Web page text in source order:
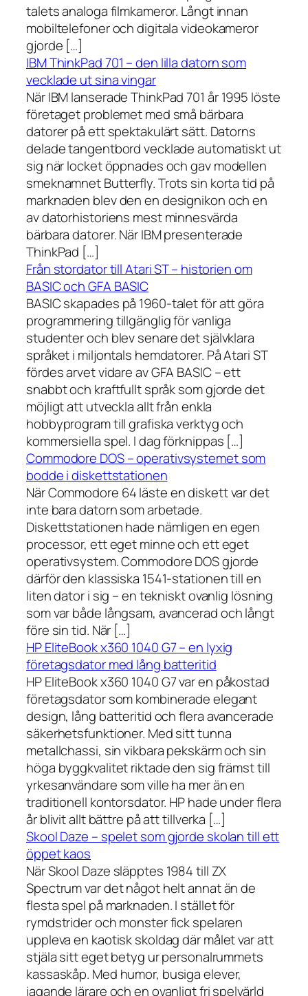
talets analoga filmkameror. Långt innan
mobiltelefoner och digitala videokameror
gjorde […]
IBM ThinkPad 701 – den lilla datorn som
vecklade ut sina vingar
När IBM lanserade ThinkPad 701 år 1995 löste
företaget problemet med små bärbara
datorer på ett spektakulärt sätt. Datorns
delade tangentbord vecklade automatiskt ut
sig när locket öppnades och gav modellen
smeknamnet Butterfly. Trots sin korta tid på
marknaden blev den en designikon och en
av datorhistoriens mest minnesvärda
bärbara datorer. När IBM presenterade
ThinkPad […]
Från stordator till Atari ST – historien om
BASIC och GFA BASIC
BASIC skapades på 1960-talet för att göra
programmering tillgänglig för vanliga
studenter och blev senare det självklara
språket i miljontals hemdatorer. På Atari ST
fördes arvet vidare av GFA BASIC – ett
snabbt och kraftfullt språk som gjorde det
möjligt att utveckla allt från enkla
hobbyprogram till grafiska verktyg och
kommersiella spel. I dag förknippas […]
Commodore DOS – operativsystemet som
bodde i diskettstationen
När Commodore 64 läste en diskett var det
inte bara datorn som arbetade.
Diskettstationen hade nämligen en egen
processor, ett eget minne och ett eget
operativsystem. Commodore DOS gjorde
därför den klassiska 1541-stationen till en
liten dator i sig – en tekniskt ovanlig lösning
som var både långsam, avancerad och långt
före sin tid. När […]
HP EliteBook x360 1040 G7 – en lyxig
företagsdator med lång batteritid
HP EliteBook x360 1040 G7 var en påkostad
företagsdator som kombinerade elegant
design, lång batteritid och flera avancerade
säkerhetsfunktioner. Med sitt tunna
metallchassi, sin vikbara pekskärm och sin
höga byggkvalitet riktade den sig främst till
yrkesanvändare som ville ha mer än en
traditionell kontorsdator. HP hade under flera
år blivit allt bättre på att tillverka […]
Skool Daze – spelet som gjorde skolan till ett
öppet kaos
När Skool Daze släpptes 1984 till ZX
Spectrum var det något helt annat än de
flesta spel på marknaden. I stället för
rymdstrider och monster fick spelaren
uppleva en kaotisk skoldag där målet var att
stjäla sitt eget betyg ur personalrummets
kassaskåp. Med humor, busiga elever,
jagande lärare och en ovanligt fri spelvärld